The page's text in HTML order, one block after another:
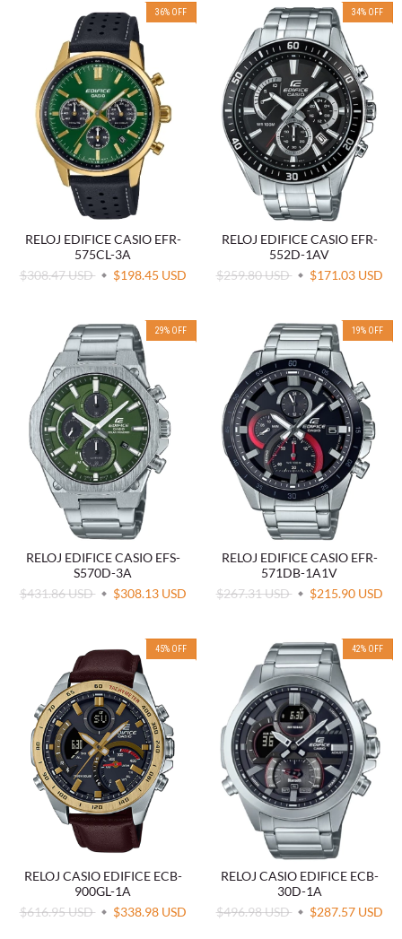
36% OFF
RELOJ EDIFICE CASIO EFR-
575CL-3A
$308.47 USD
$198.45 USD
34% OFF
RELOJ EDIFICE CASIO EFR-
552D-1AV
$259.80 USD
$171.03 USD
29% OFF
RELOJ EDIFICE CASIO EFS-
S570D-3A
$431.86 USD
$308.13 USD
19% OFF
RELOJ EDIFICE CASIO EFR-
571DB-1A1V
$267.31 USD
$215.90 USD
45% OFF
RELOJ CASIO EDIFICE ECB-
900GL-1A
$616.95 USD
$338.98 USD
42% OFF
RELOJ CASIO EDIFICE ECB-
30D-1A
$496.98 USD
$287.57 USD